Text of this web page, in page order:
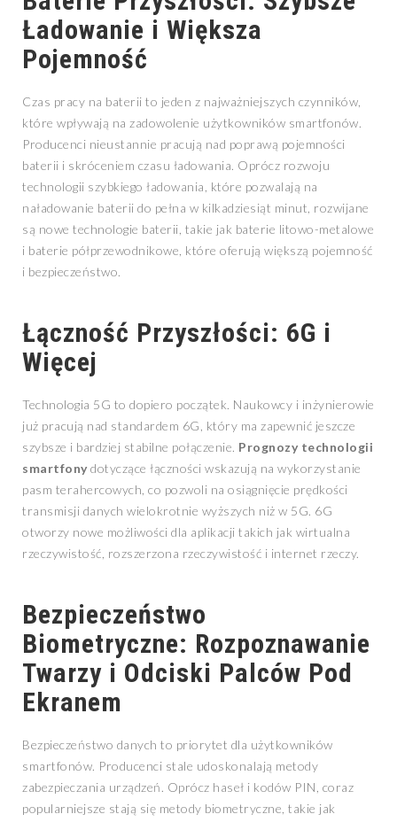
Ładowanie i Większa
Pojemność
Czas pracy na baterii to jeden z najważniejszych czynników,
które wpływają na zadowolenie użytkowników smartfonów.
Producenci nieustannie pracują nad poprawą pojemności
baterii i skróceniem czasu ładowania. Oprócz rozwoju
technologii szybkiego ładowania, które pozwalają na
naładowanie baterii do pełna w kilkadziesiąt minut, rozwijane
są nowe technologie baterii, takie jak baterie litowo-metalowe
i baterie półprzewodnikowe, które oferują większą pojemność
i bezpieczeństwo.
Łączność Przyszłości: 6G i
Więcej
Technologia 5G to dopiero początek. Naukowcy i inżynierowie
już pracują nad standardem 6G, który ma zapewnić jeszcze
szybsze i bardziej stabilne połączenie. Prognozy technologii
smartfony dotyczące łączności wskazują na wykorzystanie
pasm terahercowych, co pozwoli na osiągnięcie prędkości
transmisji danych wielokrotnie wyższych niż w 5G. 6G
otworzy nowe możliwości dla aplikacji takich jak wirtualna
rzeczywistość, rozszerzona rzeczywistość i internet rzeczy.
Bezpieczeństwo
Biometryczne: Rozpoznawanie
Twarzy i Odciski Palców Pod
Ekranem
Bezpieczeństwo danych to priorytet dla użytkowników
smartfonów. Producenci stale udoskonalają metody
zabezpieczania urządzeń. Oprócz haseł i kodów PIN, coraz
popularniejsze stają się metody biometryczne, takie jak